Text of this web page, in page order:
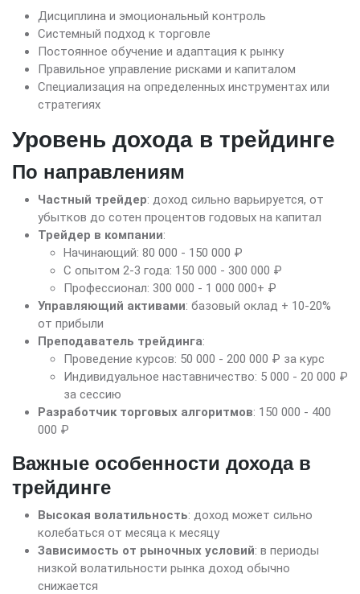
Дисциплина и эмоциональный контроль
Системный подход к торговле
Постоянное обучение и адаптация к рынку
Правильное управление рисками и капиталом
Специализация на определенных инструментах или
стратегиях
Уровень дохода в трейдинге
По направлениям
Частный трейдер: доход сильно варьируется, от
убытков до сотен процентов годовых на капитал
Трейдер в компании:
Начинающий: 80 000 - 150 000 ₽
С опытом 2-3 года: 150 000 - 300 000 ₽
Профессионал: 300 000 - 1 000 000+ ₽
Управляющий активами: базовый оклад + 10-20%
от прибыли
Преподаватель трейдинга:
Проведение курсов: 50 000 - 200 000 ₽ за курс
Индивидуальное наставничество: 5 000 - 20 000 ₽
за сессию
Разработчик торговых алгоритмов: 150 000 - 400
000 ₽
Важные особенности дохода в
трейдинге
Высокая волатильность: доход может сильно
колебаться от месяца к месяцу
Зависимость от рыночных условий: в периоды
низкой волатильности рынка доход обычно
снижается